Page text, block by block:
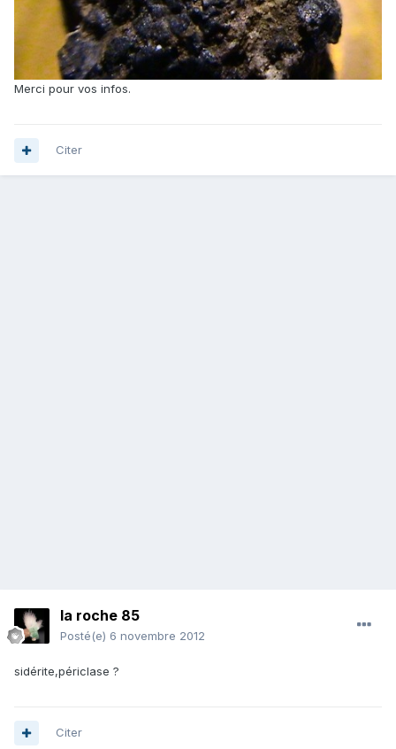
Merci pour vos infos.
Citer
la roche 85
Posté(e) 6 novembre 2012
sidérite,périclase ?
Citer